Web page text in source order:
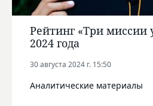
Рейтинг «Три миссии
2024 года
30 августа 2024 г. 15:50
Аналитические материалы